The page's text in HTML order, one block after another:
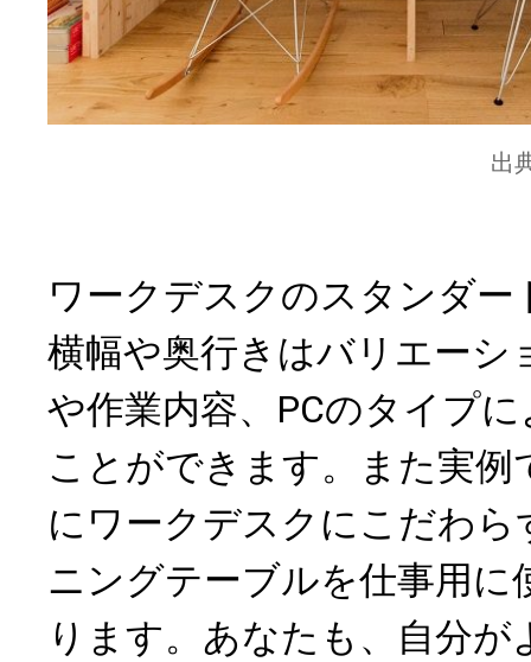
出
ワークデスクのスタンダー
横幅や奥行きはバリエーシ
や作業内容、PCのタイプ
ことができます。また実例
にワークデスクにこだわ
ニングテーブルを仕事用に
ります。あなたも、自分が